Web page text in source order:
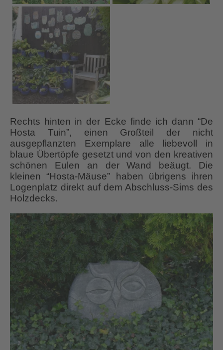
Rechts hinten in der Ecke finde ich dann “De
Hosta Tuin”, einen Großteil der nicht
ausgepflanzten Exemplare alle liebevoll in
blaue Übertöpfe gesetzt und von den kreativen
schönen Eulen an der Wand beäugt. Die
kleinen “Hosta-Mäuse” haben übrigens ihren
Logenplatz direkt auf dem Abschluss-Sims des
Holzdecks.